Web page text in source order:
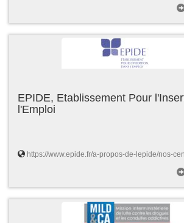
EPIDE, Etablissement Pour
l'Emploi
https://www.epide.fr/a-propos-de-lepide/nos-